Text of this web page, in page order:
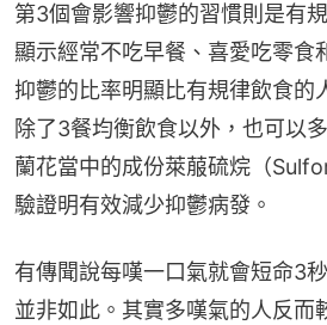
第3個會影響抑鬱的習慣則是有
顯示經常不吃早餐、喜愛吃零食
抑鬱的比率明顯比有規律飲食的
除了3餐均衡飲食以外，也可以
蘭花當中的成份萊菔硫烷（
驗證明有效減少抑鬱病發。
有傳聞說每嘆一口氣就會短命3
並非如此。其實多嘆氣的人反而